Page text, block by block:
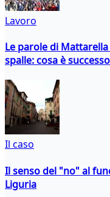
Lavoro
Le parole di
spalle: cosa è
Il caso
Il senso del "no" al
Liguria